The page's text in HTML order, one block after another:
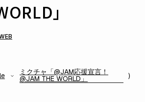
」
ミクチャ「@JAM応援宣言！
@JAM THE WORLD」